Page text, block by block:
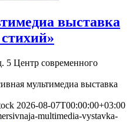
выставка
5 Центр современного
мультимедиа выставка
2026-08-07T00:00:00+03:00
multimedia-vystavka-